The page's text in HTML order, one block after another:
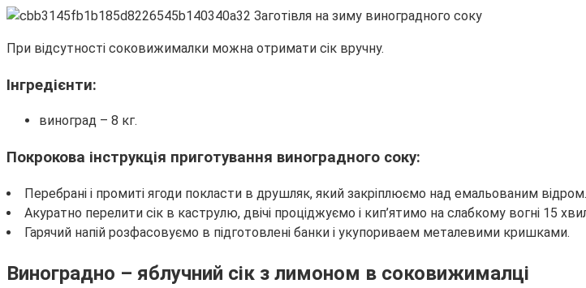
При відсутності соковижималки можна отримати сік вручну.
Інгредієнти:
виноград – 8 кг.
Покрокова інструкція приготування виноградного соку:
Перебрані і промиті ягоди покласти в друшляк, який закріплюємо над емальованим
Акуратно перелити сік в каструлю, двічі проціджуємо і кип’ятимо на слабкому вогні 15
Гарячий напій розфасовуємо в підготовлені банки і укупориваем металевими кришками.
Виноградно – яблучний сік з лимоном в соковижималці